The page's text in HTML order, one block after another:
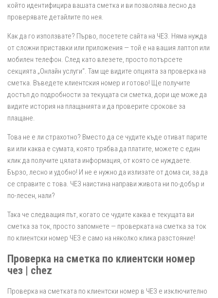
който идентифицира вашата сметка и ви позволява лесно да
проверявате детайлите по нея.
Как да го използвате? Първо, посетете сайта на ЧЕЗ. Няма нужда
от сложни приставки или приложения — той е на вашия лаптоп или
мобилен телефон. След като влезете, просто потърсете
секцията „Онлайн услуги“. Там ще видите опцията за проверка на
сметка. Въведете клиентския номер и готово! Ще получите
достъп до подробности за текущата си сметка, дори ще може да
видите история на плащанията и да проверите срокове за
плащане.
Това не е ли страхотно? Вместо да се чудите къде отиват парите
ви или каква е сумата, която трябва да платите, можете с един
клик да получите цялата информация, от която се нуждаете.
Бързо, лесно и удобно! И не е нужно да излизате от дома си, за да
се справите с това. ЧЕЗ наистина направи живота ни по-добър и
по-лесен, нали?
Така че следващия път, когато се чудите каква е текущата ви
сметка за ток, просто запомнете — проверката на сметка за ток
по клиентски номер ЧЕЗ е само на няколко клика разстояние!
Проверка на сметка по клиентски номер
чез | chez
Проверка на сметката по клиентски номер в ЧЕЗ е изключително